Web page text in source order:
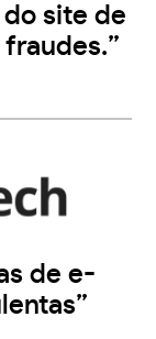
site de
de e-